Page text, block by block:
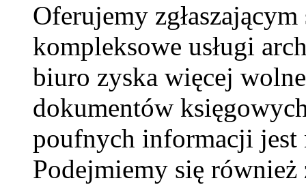
Oferujemy
kompleksowe usługi
biuro zyska więcej
dokumentów
poufnych informacji jest
Podejmiemy się